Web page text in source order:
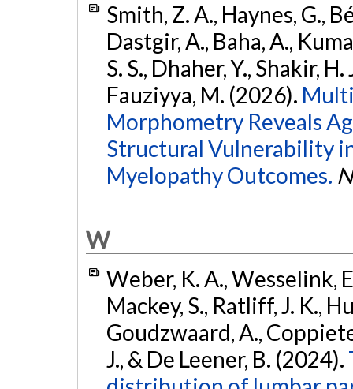
Smith, Z. A., Haynes, G.,
Dastgir, A., Baha, A.,
S. S., Dhaher, Y., Shakir,
Fauziyya, M. (2026).
Morphometry Reveals
Structural Vulnerability
Myelopathy Outcomes.
W
Weber, K. A., Wesselink,
Mackey, S., Ratliff, J. K.,
Goudzwaard, A.,
J., & De Leener, B. (2024).